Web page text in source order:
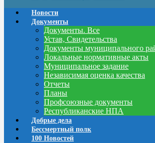
Новости
Документы
Документы. Все
Устав, Свидетельства
Документы муниципального
Локальные нормативные акты
Муниципальное задание
Независимая оценка качества
Отчеты
Планы
Профсоюзные документы
Республиканские НПА
Добрые дела
Бессмертный полк
100 Новостей